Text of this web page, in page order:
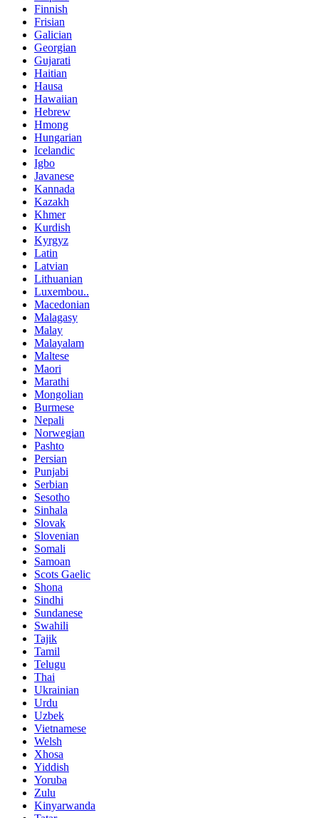
Finnish
Frisian
Galician
Georgian
Gujarati
Haitian
Hausa
Hawaiian
Hebrew
Hmong
Hungarian
Icelandic
Igbo
Javanese
Kannada
Kazakh
Khmer
Kurdish
Kyrgyz
Latin
Latvian
Lithuanian
Luxembou..
Macedonian
Malagasy
Malay
Malayalam
Maltese
Maori
Marathi
Mongolian
Burmese
Nepali
Norwegian
Pashto
Persian
Punjabi
Serbian
Sesotho
Sinhala
Slovak
Slovenian
Somali
Samoan
Scots Gaelic
Shona
Sindhi
Sundanese
Swahili
Tajik
Tamil
Telugu
Thai
Ukrainian
Urdu
Uzbek
Vietnamese
Welsh
Xhosa
Yiddish
Yoruba
Zulu
Kinyarwanda